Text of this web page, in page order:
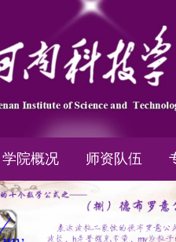
学院概况 师资队伍